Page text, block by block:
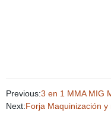
Previous:3 en 1 MMA MIG
Next:Forja Maquinización